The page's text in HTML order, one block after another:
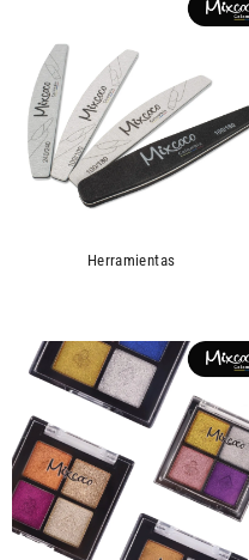
Herramientas